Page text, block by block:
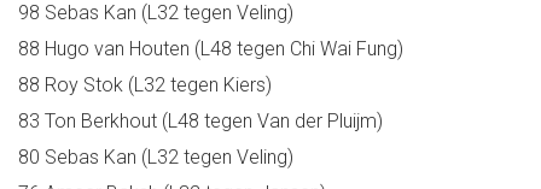
98 Sebas Kan (L32 tegen Veling)
88 Hugo van Houten (L48 tegen Chi Wai Fung)
88 Roy Stok (L32 tegen Kiers)
83 Ton Berkhout (L48 tegen Van der Pluijm)
80 Sebas Kan (L32 tegen Veling)